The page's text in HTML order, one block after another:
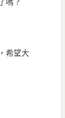
希望大